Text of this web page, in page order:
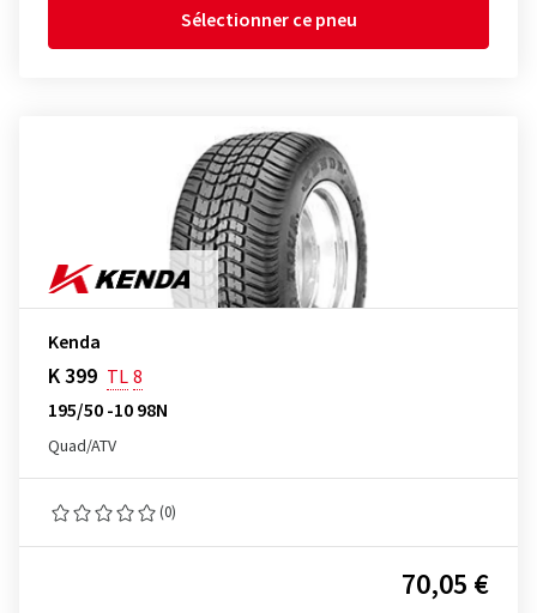
Sélectionner ce pneu
Kenda
K 399 TL8
195/50 -10 98N
Quad/ATV
(0)
70,05 €